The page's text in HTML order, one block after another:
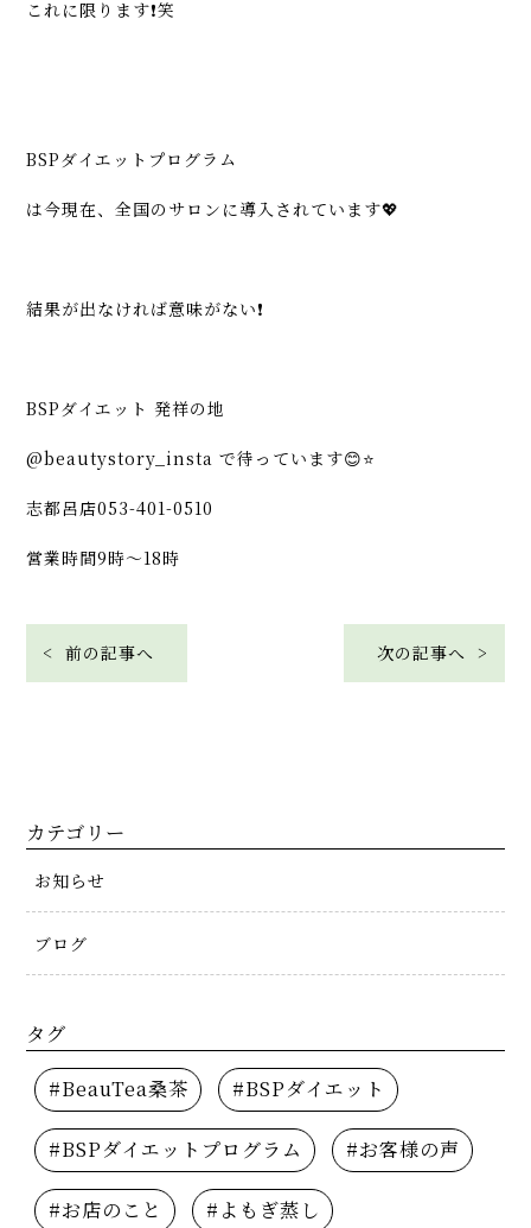
これに限ります❗️笑
BSPダイエットプログラム
は今現在、全国のサロンに導入されています💖
結果が出なければ意味がない❗️
BSPダイエット 発祥の地
@beautystory_insta で待っています😊⭐️
志都呂店053-401-0510
営業時間9時〜18時
< 前の記事へ 次の記事へ >
カテゴリー
お知らせ
ブログ
タグ
#BeauTea桑茶 #BSPダイエット
#BSPダイエットプログラム #お客様の声
#お店のこと #よもぎ蒸し